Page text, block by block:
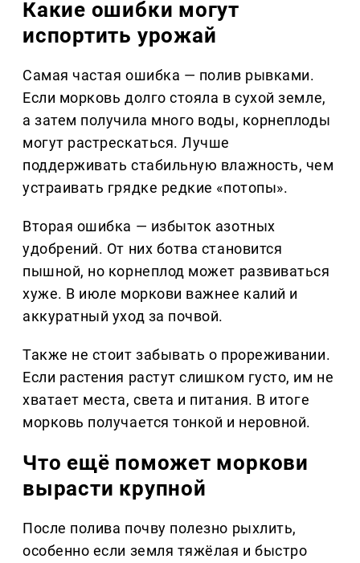
Какие ошибки могут
испортить урожай
Самая частая ошибка — полив рывками.
Если морковь долго стояла в сухой земле,
а затем получила много воды, корнеплоды
могут растрескаться. Лучше
поддерживать стабильную влажность, чем
устраивать грядке редкие «потопы».
Вторая ошибка — избыток азотных
удобрений. От них ботва становится
пышной, но корнеплод может развиваться
хуже. В июле моркови важнее калий и
аккуратный уход за почвой.
Также не стоит забывать о прореживании.
Если растения растут слишком густо, им не
хватает места, света и питания. В итоге
морковь получается тонкой и неровной.
Что ещё поможет моркови
вырасти крупной
После полива почву полезно рыхлить,
особенно если земля тяжёлая и быстро